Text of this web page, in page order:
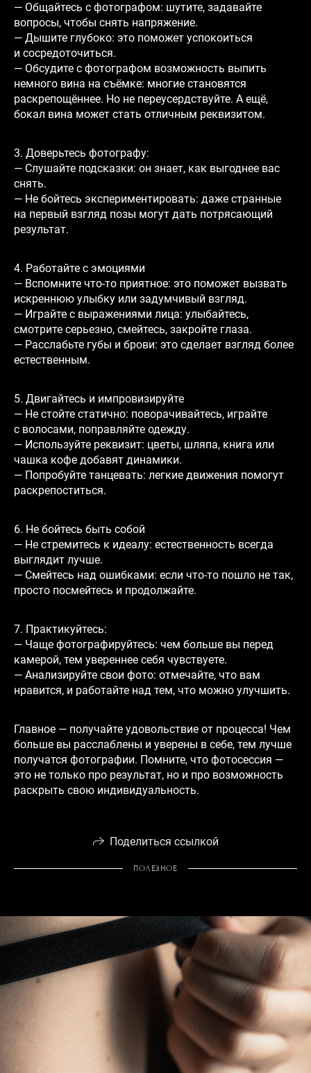
— Общайтесь с фотографом: шутите, задавайте
вопросы, чтобы снять напряжение.
— Дышите глубоко: это поможет успокоиться
и сосредоточиться.
— Обсудите с фотографом возможность выпить
немного вина на съёмке: многие становятся
раскрепощённее. Но не переусердствуйте. А ещё,
бокал вина может стать отличным реквизитом.
3. Доверьтесь фотографу:
— Слушайте подсказки: он знает, как выгоднее вас
снять.
— Не бойтесь экспериментировать: даже странные
на первый взгляд позы могут дать потрясающий
результат.
4. Работайте с эмоциями
— Вспомните что-то приятное: это поможет вызвать
искреннюю улыбку или задумчивый взгляд.
— Играйте с выражениями лица: улыбайтесь,
смотрите серьезно, смейтесь, закройте глаза.
— Расслабьте губы и брови: это сделает взгляд более
естественным.
5. Двигайтесь и импровизируйте
— Не стойте статично: поворачивайтесь, играйте
с волосами, поправляйте одежду.
— Используйте реквизит: цветы, шляпа, книга или
чашка кофе добавят динамики.
— Попробуйте танцевать: легкие движения помогут
раскрепоститься.
6. Не бойтесь быть собой
— Не стремитесь к идеалу: естественность всегда
выглядит лучше.
— Смейтесь над ошибками: если что-то пошло не так,
просто посмейтесь и продолжайте.
7. Практикуйтесь:
— Чаще фотографируйтесь: чем больше вы перед
камерой, тем увереннее себя чувствуете.
— Анализируйте свои фото: отмечайте, что вам
нравится, и работайте над тем, что можно улучшить.
Главное — получайте удовольствие от процесса! Чем
больше вы расслаблены и уверены в себе, тем лучше
получатся фотографии. Помните, что фотосессия —
это не только про результат, но и про возможность
раскрыть свою индивидуальность.
Поделиться ссылкой
ПОЛЕЗНОЕ